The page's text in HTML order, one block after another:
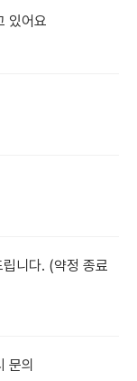
있어요
니다. (약정 종료
문의